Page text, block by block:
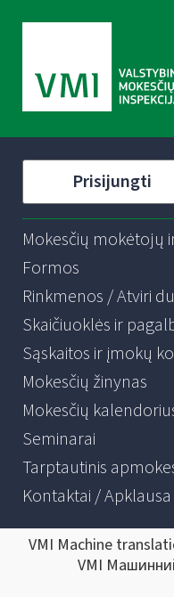
Prisijungti
Mokesčių mokėtojų
Formos
Rinkmenos / Atviri
Skaičiuoklės ir
Sąskaitos ir įmokų
Mokesčių žinynas
Mokesčių
Seminarai
Tarptautinis
Kontaktai / Apklausa
VMI Machine
VMI